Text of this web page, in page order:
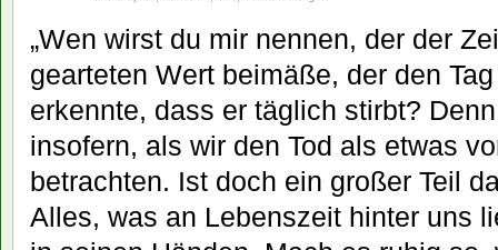
„Wen wirst du mir nennen, der der
gearteten Wert beimäße, der den
erkennte, dass er täglich stirbt?
insofern, als wir den Tod als etwas
betrachten. Ist doch ein großer Teil
Alles, was an Lebenszeit hinter uns